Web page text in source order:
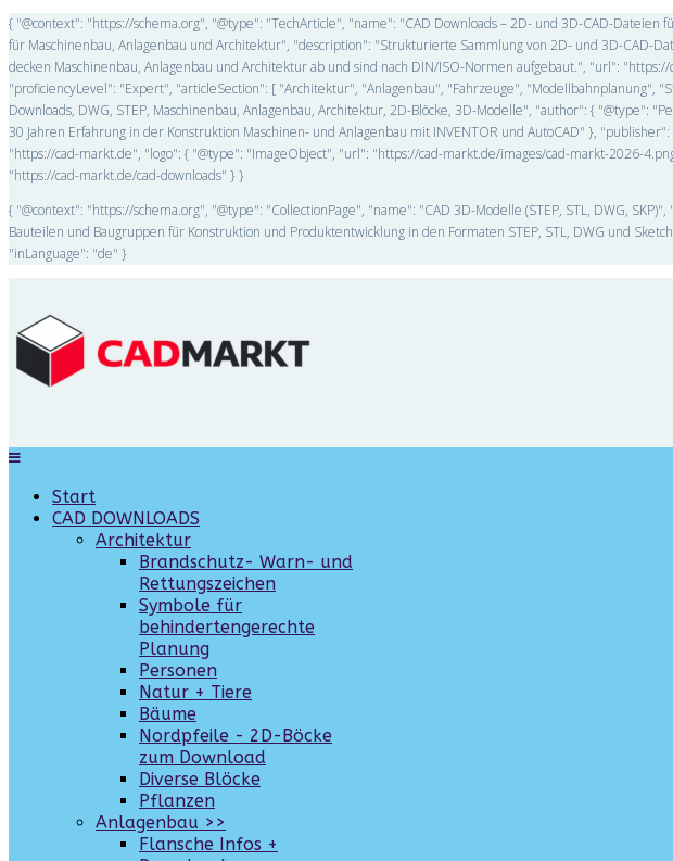
{ "@context": "https://schema.org", "@type": "TechArticle", "name": "CAD Downloads – 2D- und 3D-CAD-
für Maschinenbau, Anlagenbau und Architektur", "description": "Strukturierte Sammlung von 2D- und 3D-CAD-
decken Maschinenbau, Anlagenbau und Architektur ab und sind nach DIN/ISO-Normen aufgebaut.", "url":
"proficiencyLevel": "Expert", "articleSection": [ "Architektur", "Anlagenbau", "Fahrzeuge", "Modellbahnplanung",
Downloads, DWG, STEP, Maschinenbau, Anlagenbau, Architektur, 2D-Blöcke, 3D-Modelle", "author": { "@type":
30 Jahren Erfahrung in der Konstruktion Maschinen- und Anlagenbau mit INVENTOR und AutoCAD" },
"https://cad-markt.de", "logo": { "@type": "ImageObject", "url": "https://cad-markt.de/images/cad-markt-2026-
"https://cad-markt.de/cad-downloads" } }
{ "@context": "https://schema.org", "@type": "CollectionPage", "name": "CAD 3D-Modelle (STEP, STL, DWG,
Bauteilen und Baugruppen für Konstruktion und Produktentwicklung in den Formaten STEP, STL, DWG und
"inLanguage": "de" }
Start
CAD DOWNLOADS
Architektur
Brandschutz- Warn- und
Rettungszeichen
Symbole für
behindertengerechte
Planung
Personen
Natur + Tiere
Bäume
Nordpfeile - 2D-Böcke
zum Download
Diverse Blöcke
Pflanzen
Anlagenbau >>
Flansche Infos +